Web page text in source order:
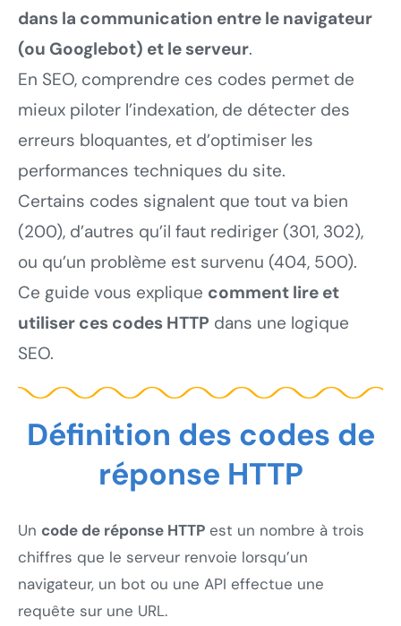
dans la communication entre le navigateur
(ou Googlebot) et le serveur.
En SEO, comprendre ces codes permet de
mieux piloter l’indexation, de détecter des
erreurs bloquantes, et d’optimiser les
performances techniques du site.
Certains codes signalent que tout va bien
(200), d’autres qu’il faut rediriger (301, 302),
ou qu’un problème est survenu (404, 500).
Ce guide vous explique comment lire et
utiliser ces codes HTTP dans une logique
SEO.
Définition des codes de
réponse HTTP
Un code de réponse HTTP est un nombre à trois
chiffres que le serveur renvoie lorsqu’un
navigateur, un bot ou une API effectue une
requête sur une URL.